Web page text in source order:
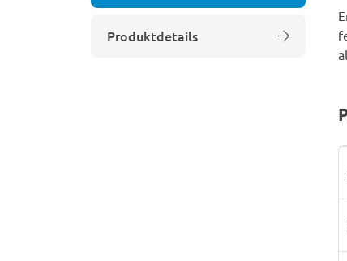
Produktdetails